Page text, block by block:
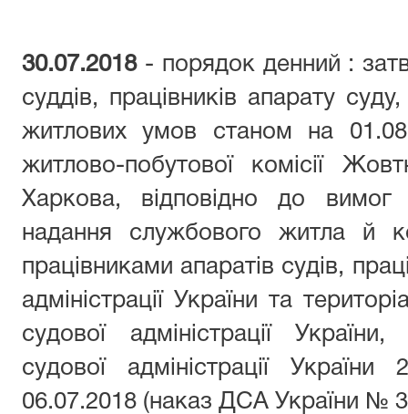
30.07.2018- порядок денний :
суддів, працівників апарату
житлових умов станом на
житлово-побутової комісії
Харкова, відповідно до
надання службового житла й
працівниками апаратів судів,
адміністрації України та
судової адміністрації
судової адміністрації
06.07.2018 (наказ ДСА України №